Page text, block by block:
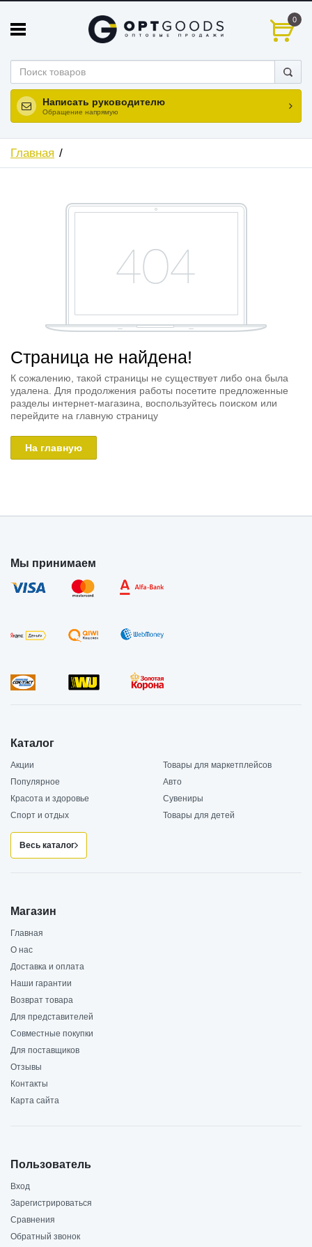
0
Написать руководителю
Обращение напрямую
Главная
Страница не найдена!
К сожалению, такой страницы не существует либо она была
удалена. Для продолжения работы посетите предложенные
разделы интернет-магазина, воспользуйтесь поиском или
перейдите на главную страницу
На главную
Мы принимаем
Каталог
Акции
Товары для маркетплейсов
Популярное
Авто
Красота и здоровье
Сувениры
Спорт и отдых
Товары для детей
Весь каталог
Магазин
Главная
О нас
Доставка и оплата
Наши гарантии
Возврат товара
Для представителей
Совместные покупки
Для поставщиков
Отзывы
Контакты
Карта сайта
Пользователь
Вход
Зарегистрироваться
Сравнения
Обратный звонок